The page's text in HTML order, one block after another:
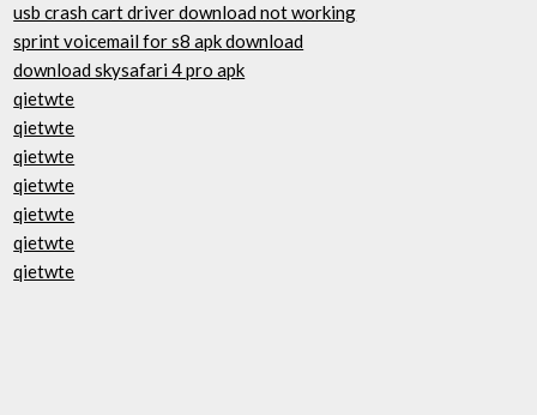
usb crash cart driver download not working
sprint voicemail for s8 apk download
download skysafari 4 pro apk
qietwte
qietwte
qietwte
qietwte
qietwte
qietwte
qietwte